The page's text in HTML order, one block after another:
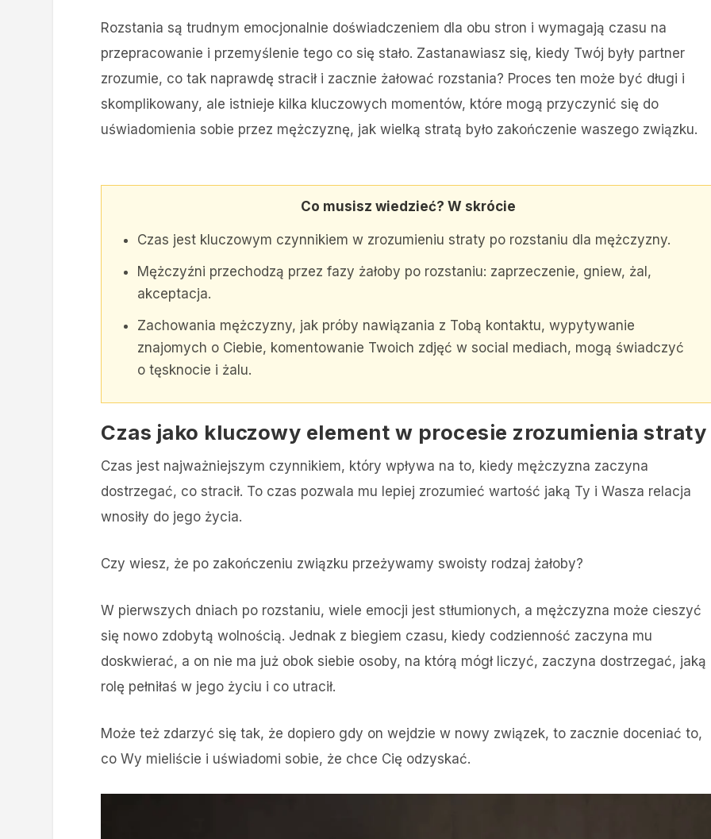
Rozstania są trudnym emocjonalnie doświadczeniem dla obu stron i wymagają czasu na
przepracowanie i przemyślenie tego co się stało. Zastanawiasz się, kiedy Twój były partner
zrozumie, co tak naprawdę stracił i zacznie żałować rozstania? Proces ten może być długi i
skomplikowany, ale istnieje kilka kluczowych momentów, które mogą przyczynić się do
uświadomienia sobie przez mężczyznę, jak wielką stratą było zakończenie waszego związku.
Co musisz wiedzieć? W skrócie
Czas jest kluczowym czynnikiem w zrozumieniu straty po rozstaniu dla mężczyzny.
Mężczyźni przechodzą przez fazy żałoby po rozstaniu: zaprzeczenie, gniew, żal,
akceptacja.
Zachowania mężczyzny, jak próby nawiązania z Tobą kontaktu, wypytywanie
znajomych o Ciebie, komentowanie Twoich zdjęć w social mediach, mogą świadczyć
o tęsknocie i żalu.
Czas jako kluczowy element w procesie zrozumienia straty
Czas jest najważniejszym czynnikiem, który wpływa na to, kiedy mężczyzna zaczyna
dostrzegać, co stracił. To czas pozwala mu lepiej zrozumieć wartość jaką Ty i Wasza relacja
wnosiły do jego życia.
Czy wiesz, że po zakończeniu związku przeżywamy swoisty rodzaj żałoby?
W pierwszych dniach po rozstaniu, wiele emocji jest stłumionych, a mężczyzna może cieszyć
się nowo zdobytą wolnością. Jednak z biegiem czasu, kiedy codzienność zaczyna mu
doskwierać, a on nie ma już obok siebie osoby, na którą mógł liczyć, zaczyna dostrzegać, jaką
rolę pełniłaś w jego życiu i co utracił.
Może też zdarzyć się tak, że dopiero gdy on wejdzie w nowy związek, to zacznie doceniać to,
co Wy mieliście i uświadomi sobie, że chce Cię odzyskać.